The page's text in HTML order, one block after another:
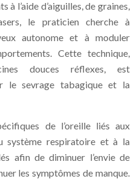
l’aide d’aiguilles, de graines,
le praticien cherche à
autonome et à moduler
Cette technique,
douces réflexes, est
le sevrage tabagique et la
de l’oreille liés aux
système respiratoire et à la
afin de diminuer l’envie de
les symptômes de manque.